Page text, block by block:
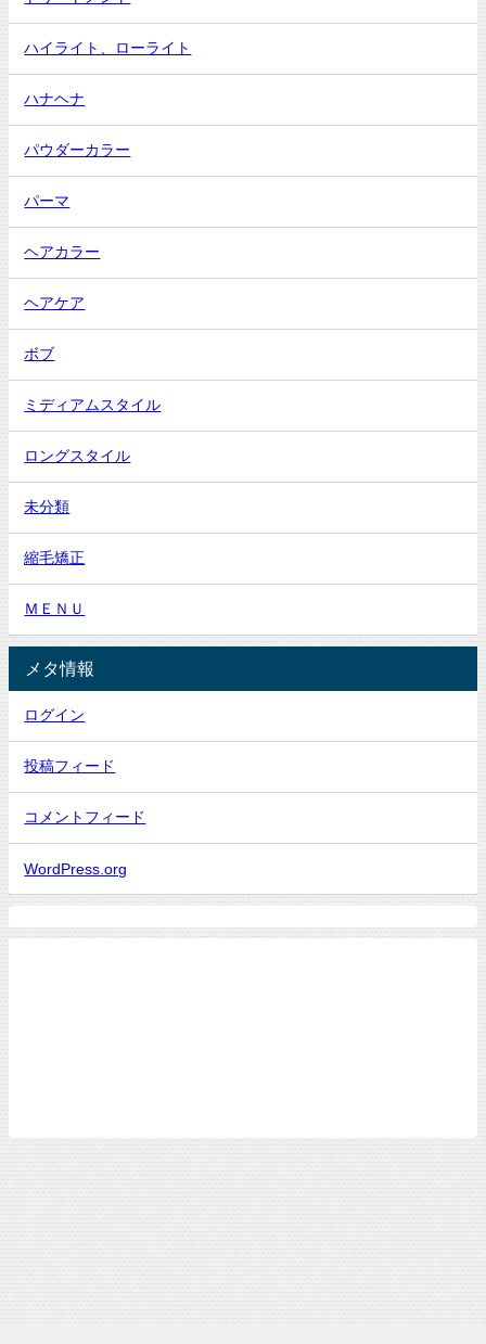
ハイライト、ローライト
ハナヘナ
パウダーカラー
パーマ
ヘアカラー
ヘアケア
ボブ
ミディアムスタイル
ロングスタイル
未分類
縮毛矯正
ＭＥＮＵ
メタ情報
ログイン
投稿フィード
コメントフィード
WordPress.org